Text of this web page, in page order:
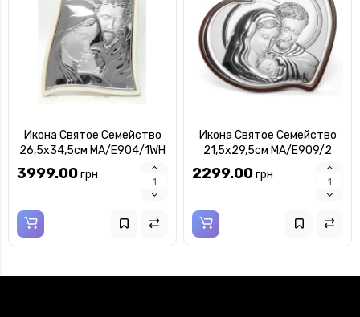
Икона Святое Семейство
26,5x34,5см MA/E904/1WH
3999.00грн
Икона Святое Семейство
21,5x29,5см MA/E909/2
2299.00грн